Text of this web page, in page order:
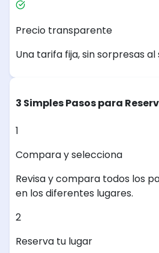
Precio transparente
Una tarifa fija, sin sorpresas al
3 Simples Pasos para
1
Compara y selecciona
Revisa y compara todos los
en los diferentes lugares.
2
Reserva tu lugar